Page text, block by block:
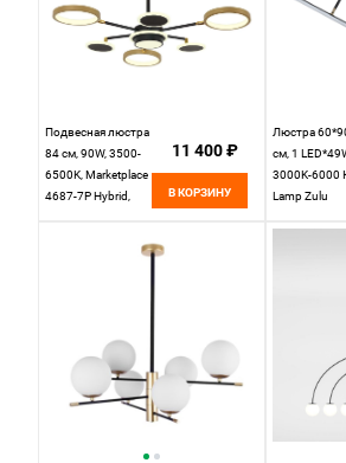
Подвесная люстра
84 см, 90W, 3500-
6500K, Marketplace
4687-7P Hybrid,
11 400 ₽
В КОРЗИНУ
Люстра
см, 1
3000K-6000
Lamp Zulu